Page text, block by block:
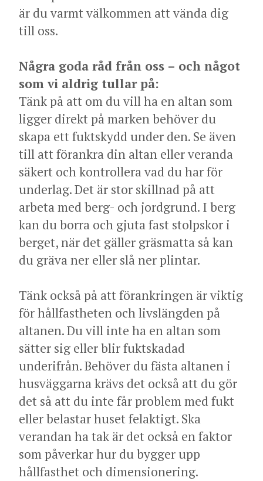
är du varmt välkommen att vända dig
till oss.
Några goda råd från oss – och något
som vi aldrig tullar på:
Tänk på att om du vill ha en altan som
ligger direkt på marken behöver du
skapa ett fuktskydd under den. Se även
till att förankra din altan eller veranda
säkert och kontrollera vad du har för
underlag. Det är stor skillnad på att
arbeta med berg- och jordgrund. I berg
kan du borra och gjuta fast stolpskor i
berget, när det gäller gräsmatta så kan
du gräva ner eller slå ner plintar.
Tänk också på att förankringen är viktig
för hållfastheten och livslängden på
altanen. Du vill inte ha en altan som
sätter sig eller blir fuktskadad
underifrån. Behöver du fästa altanen i
husväggarna krävs det också att du gör
det så att du inte får problem med fukt
eller belastar huset felaktigt. Ska
verandan ha tak är det också en faktor
som påverkar hur du bygger upp
hållfasthet och dimensionering.